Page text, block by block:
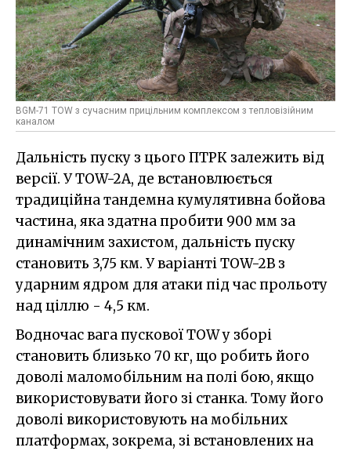
BGM-71 TOW з сучасним прицільним комплексом з тепловізійним
каналом
Дальність пуску з цього ПТРК залежить від
версії. У TOW-2A, де встановлюється
традиційна тандемна кумулятивна бойова
частина, яка здатна пробити 900 мм за
динамічним захистом, дальність пуску
становить 3,75 км. У варіанті TOW-2B з
ударним ядром для атаки під час прольоту
над ціллю - 4,5 км.
Водночас вага пускової TOW у зборі
становить близько 70 кг, що робить його
доволі маломобільним на полі бою, якщо
використовувати його зі станка. Тому його
доволі використовують на мобільних
платформах, зокрема, зі встановлених на